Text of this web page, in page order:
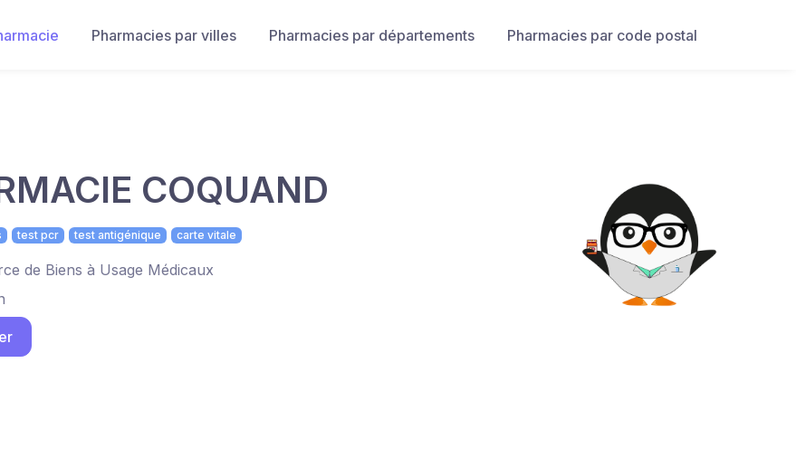
Pharmacies par villes Pharmacies par départements Pharmacies par code postal
COQUAND
test pcr test antigénique carte vitale
de Biens à Usage Médicaux